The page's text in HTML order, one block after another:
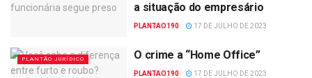
a situação do empresário
PLANTAO190 17 DE JULHO DE 2023
PLANTÃO JURÍDICO O crime a “Home Office”
PLANTAO190 17 DE JULHO DE 2023